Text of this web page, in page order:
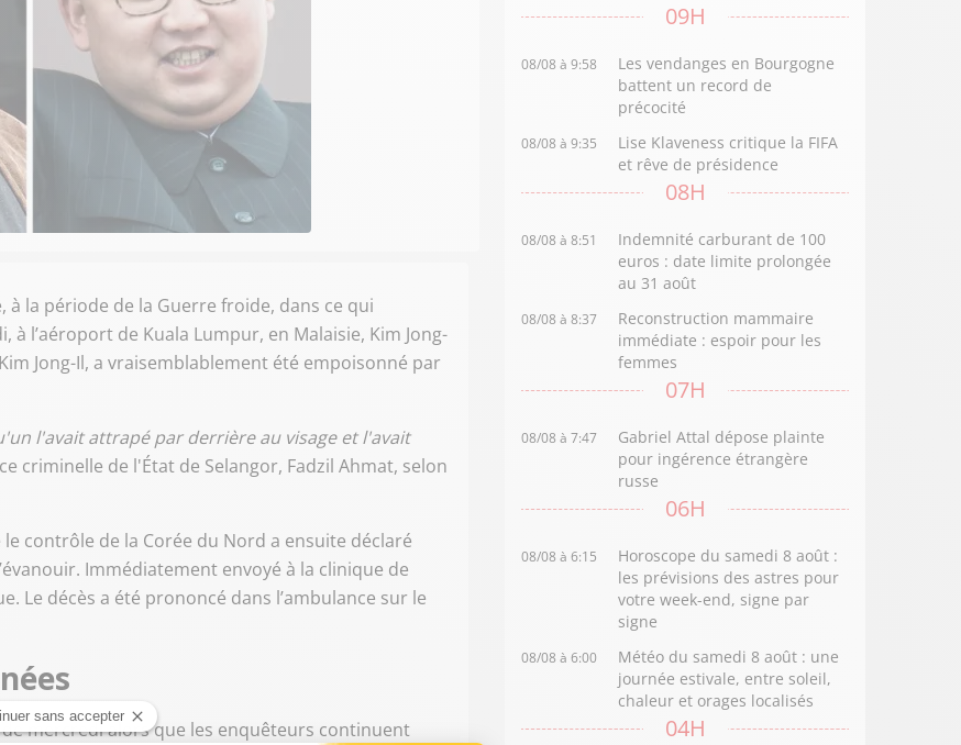
la période de la Guerre froide, dans ce qui
à l’aéroport de Kuala Lumpur, en Malaisie, Kim Jong-
Jong-Il, a vraisemblablement été empoisonné par
l'avait attrapé par derrière au visage et l'avait
criminelle de l'État de Selangor, Fadzil Ahmat, selon
contrôle de la Corée du Nord a ensuite déclaré
Immédiatement envoyé à la clinique de
Le décès a été prononcé dans l’ambulance sur le
mercredi alors que les enquêteurs continuent
09H
08/08 à 9:58
Les vendanges en Bourgogne
battent un record de
précocité
08/08 à 9:35
Lise Klaveness critique la FIFA
et rêve de présidence
08H
08/08 à 8:51
Indemnité carburant de 100
euros : date limite prolongée
au 31 août
08/08 à 8:37
Reconstruction mammaire
immédiate : espoir pour les
femmes
07H
08/08 à 7:47
Gabriel Attal dépose plainte
pour ingérence étrangère
russe
06H
08/08 à 6:15
Horoscope du samedi 8 août :
les prévisions des astres pour
votre week-end, signe par
signe
08/08 à 6:00
Météo du samedi 8 août : une
journée estivale, entre soleil,
chaleur et orages localisés
04H